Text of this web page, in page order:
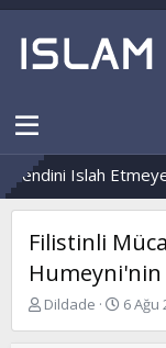
Kendini Islah
Filistinli
K
Dildade
B
6 Ağu